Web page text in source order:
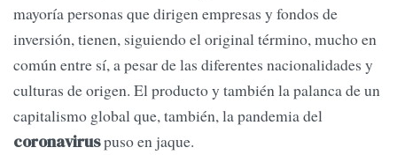
mayoría personas que dirigen empresas y fondos de
inversión, tienen, siguiendo el original término, mucho en
común entre sí, a pesar de las diferentes nacionalidades y
culturas de origen. El producto y también la palanca de un
capitalismo global que, también, la pandemia del
coronaviruspuso en jaque.